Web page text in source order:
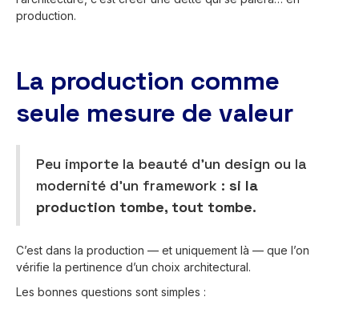
production.
La production comme
seule mesure de valeur
Peu importe la beauté d’un design ou la
modernité d’un framework : si la
production tombe, tout tombe.
C’est dans la production — et uniquement là — que l’on
vérifie la pertinence d’un choix architectural.
Les bonnes questions sont simples :